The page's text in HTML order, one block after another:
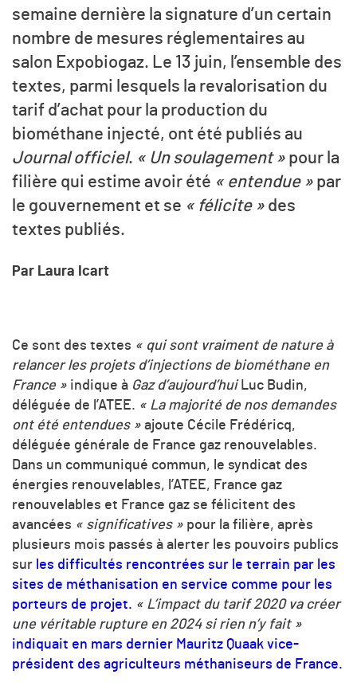
semaine dernière la signature d’un certain
nombre de mesures réglementaires au
salon Expobiogaz. Le 13 juin, l’ensemble des
textes, parmi lesquels la revalorisation du
tarif d’achat pour la production du
biométhane injecté, ont été publiés au
Journal officiel. « Un soulagement » pour la
filière qui estime avoir été « entendue » par
le gouvernement et se « félicite » des
textes publiés.
Par Laura Icart
Ce sont des textes « qui sont vraiment de nature à
relancer les projets d’injections de biométhane en
France » indique à Gaz d’aujourd’huiLuc Budin,
déléguée de l’ATEE. « La majorité de nos demandes
ont été entendues » ajoute Cécile Frédéricq,
déléguée générale de France gaz renouvelables.
Dans un communiqué commun, le syndicat des
énergies renouvelables, l’ATEE, France gaz
renouvelables et France gaz se félicitent des
avancées « significatives » pour la filière, après
plusieurs mois passés à alerter les pouvoirs publics
sur les difficultés rencontrées sur le terrain par les
sites de méthanisation en service comme pour les
porteurs de projet. « L’impact du tarif 2020 va créer
une véritable rupture en 2024 si rien n’y fait »
indiquait en mars dernier Mauritz Quaak vice-
président des agriculteurs méthaniseurs de France.